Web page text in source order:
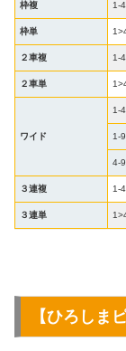
枠複 1-4
枠単
２車複 1-4
２車単
ワイド
1-4
1-9
4-9
３連複 1-
３連単
【ひろしま